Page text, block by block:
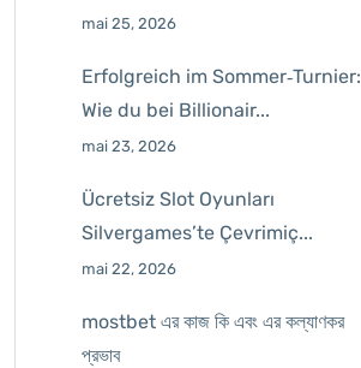
mai 25, 2026
Erfolgreich im Sommer‑Turnier:
Wie du bei Billionair...
mai 23, 2026
Ücretsiz Slot Oyunları
Silvergames’te Çevrimiç...
mai 22, 2026
mostbet এর কাজ কি এবং এর কল্যাণকর
প্রভাব